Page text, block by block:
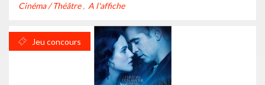
stéréotypées d'une génération. Mais la comédie de la
Cinéma / Théâtre A l'affiche
Jeu concours